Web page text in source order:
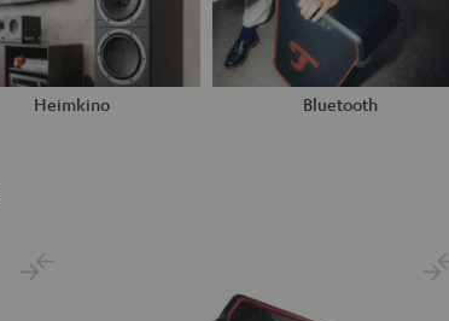
Heimkino Bluetooth